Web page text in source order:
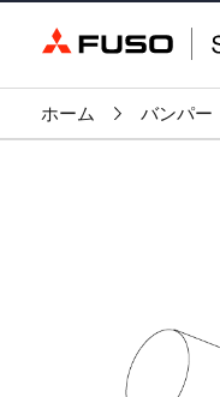
ホーム バンパー